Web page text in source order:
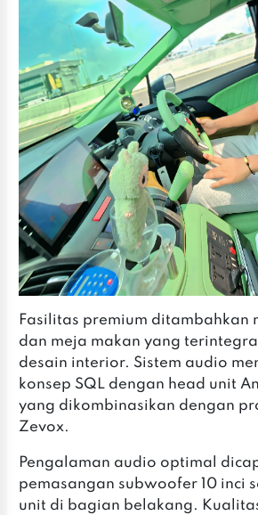
Fasilitas premium ditambahkan
dan meja makan yang
desain interior. Sistem audio
konsep SQL dengan head unit
yang dikombinasikan dengan
Zevox.
Pengalaman audio optimal
pemasangan subwoofer 10 inci
unit di bagian belakang.